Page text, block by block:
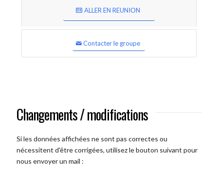
ALLER EN REUNION
Contacter le groupe
Changements / modifications
Si les données affichées ne sont pas correctes ou
nécessitent d'être corrigées, utilisez le bouton suivant pour
nous envoyer un mail :